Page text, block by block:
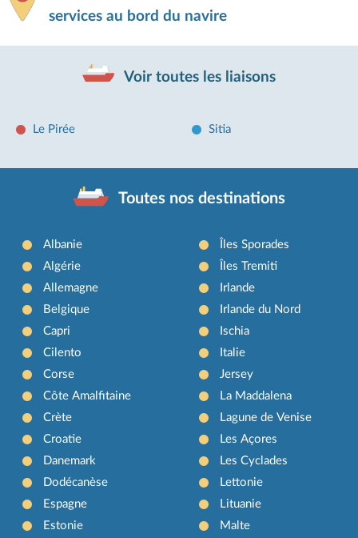
services au bord du navire
Voir toutes les liaisons
Le Pirée Sitia
Toutes nos destinations
Albanie
Algérie
Allemagne
Belgique
Capri
Cilento
Corse
Côte Amalfitaine
Crète
Croatie
Danemark
Dodécanèse
Espagne
Estonie
Îles Sporades
Îles Tremiti
Irlande
Irlande du Nord
Ischia
Italie
Jersey
La Maddalena
Lagune de Venise
Les Açores
Les Cyclades
Lettonie
Lituanie
Malte